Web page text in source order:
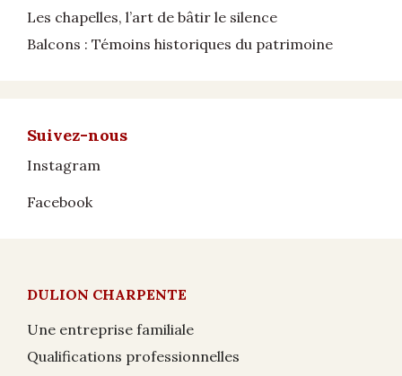
Les chapelles, l’art de bâtir le silence
Balcons : Témoins historiques du patrimoine
Suivez-nous
Instagram
Facebook
DULION CHARPENTE
Une entreprise familiale
Qualifications professionnelles